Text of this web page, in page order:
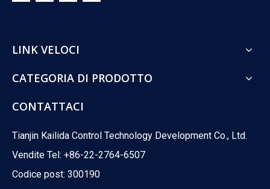
LINK VELOCI
CATEGORIA DI PRODOTTO
CONTATTACI
Tianjin Kailida Control Technology Development Co., Ltd.
Vendite Tel: +86-22-2764-6507
Codice post: 300190